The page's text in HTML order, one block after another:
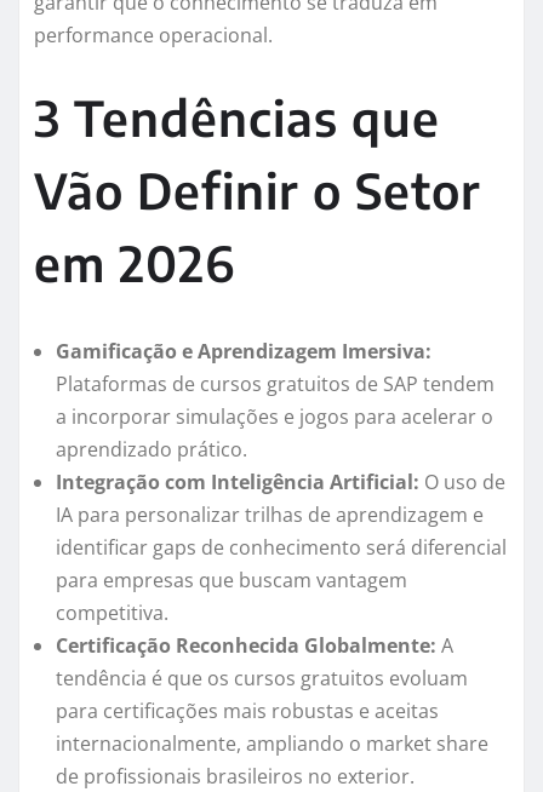
performance operacional.
3 Tendências que
Vão Definir o Setor
em 2026
Gamificação e Aprendizagem Imersiva:
Plataformas de cursos gratuitos de SAP tendem
a incorporar simulações e jogos para acelerar o
aprendizado prático.
Integração com Inteligência Artificial: O uso de
IA para personalizar trilhas de aprendizagem e
identificar gaps de conhecimento será diferencial
para empresas que buscam vantagem
competitiva.
Certificação Reconhecida Globalmente: A
tendência é que os cursos gratuitos evoluam
para certificações mais robustas e aceitas
internacionalmente, ampliando o market share
de profissionais brasileiros no exterior.